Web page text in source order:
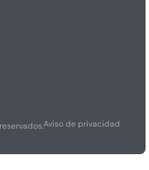
Aviso de privacidad